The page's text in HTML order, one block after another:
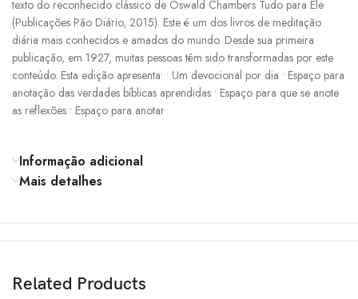
texto do reconhecido clássico de Oswald Chambers Tudo para Ele
(Publicações Pão Diário, 2015). Este é um dos livros de meditação
diária mais conhecidos e amados do mundo. Desde sua primeira
publicação, em 1927, muitas pessoas têm sido transformadas por este
conteúdo. Esta edição apresenta: • Um devocional por dia • Espaço para
anotação das verdades bíblicas aprendidas • Espaço para que se anote
as reflexões • Espaço para anotar
Informação adicional
Mais detalhes
Related Products